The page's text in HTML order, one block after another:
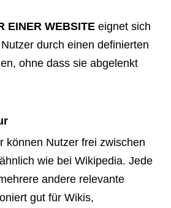
EINER WEBSITEeignet sich
durch einen definierten
ohne dass sie abgelenkt
können Nutzer frei zwischen
wie bei Wikipedia. Jede
andere relevante
gut für Wikis,